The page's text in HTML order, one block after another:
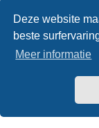
Deze website
beste
Meer informatie